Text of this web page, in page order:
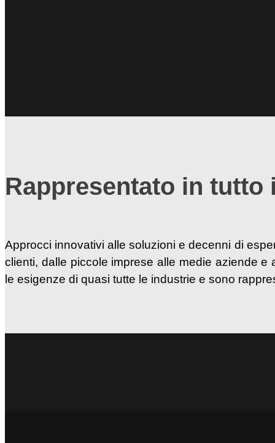
Rappresentato in
Approcci innovativi alle soluzioni e decenni di
clienti, dalle piccole imprese alle medie aziende
le esigenze di quasi tutte le industrie e sono